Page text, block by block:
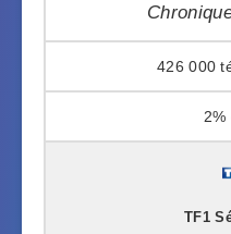
426 000
2%
TF1